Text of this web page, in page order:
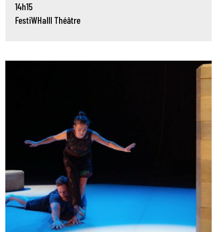
14h15
FestiWHalll Théâtre